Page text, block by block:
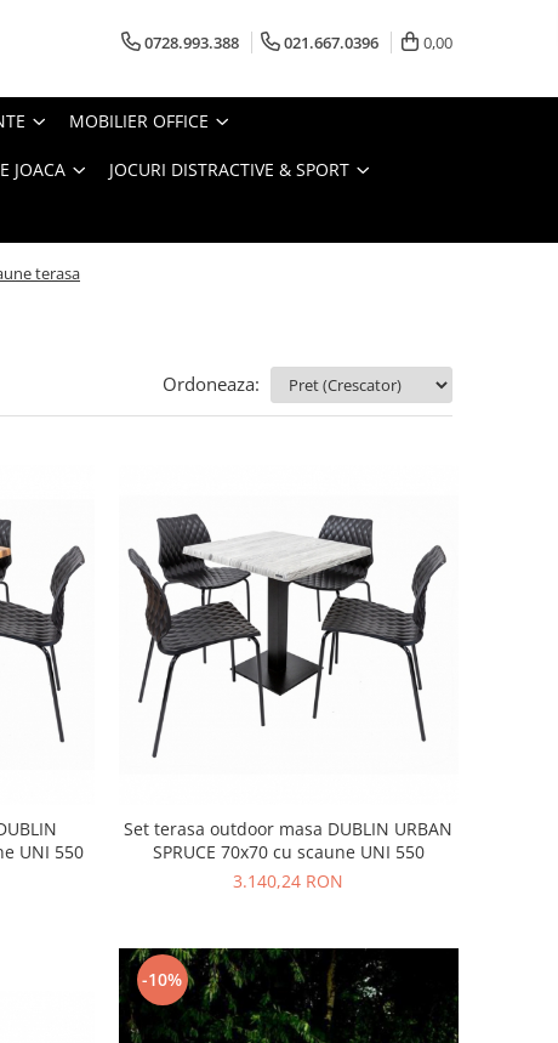
0728.993.388 021.667.0396 0,00
MOBILIER OFFICE
JOACA JOCURI DISTRACTIVE & SPORT
terasa
Ordoneaza:
UNI 550
Set terasa outdoor masa DUBLIN URBAN
SPRUCE 70x70 cu scaune UNI 550
3.140,24 RON
-10%